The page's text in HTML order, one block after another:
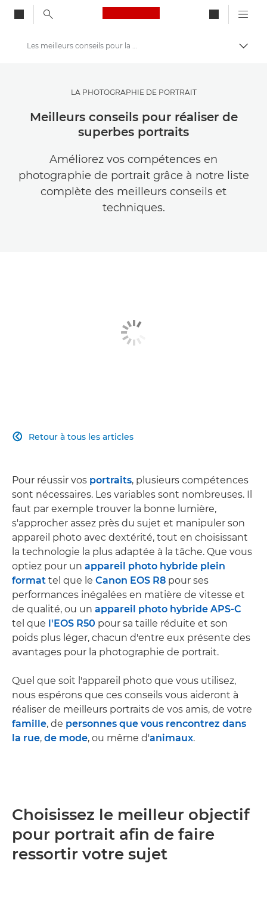
Canon Logo, back to
Trouvez l'inspiration | Conseils de photographie et d'impression et guides de l'acheteur
Conseils et techniques de photographie et d'impression
Les meilleurs conseils pour la photographie de portrait
LA PHOTOGRAPHIE DE PORTRAIT
Meilleurs conseils pour réaliser de
superbes portraits
Améliorez vos compétences en
photographie de portrait grâce à notre liste
complète des meilleurs conseils et
techniques.
Retour à tous les articles

Pour réussir vos portraits, plusieurs compétences
sont nécessaires. Les variables sont nombreuses. Il
faut par exemple trouver la bonne lumière,
s'approcher assez près du sujet et manipuler son
appareil photo avec dextérité, tout en choisissant
la technologie la plus adaptée à la tâche. Que vous
optiez pour un appareil photo hybride plein
format tel que le Canon EOS R8 pour ses
performances inégalées en matière de vitesse et
de qualité, ou un appareil photo hybride APS-C
tel que l'EOS R50 pour sa taille réduite et son
poids plus léger, chacun d'entre eux présente des
avantages pour la photographie de portrait.
Quel que soit l'appareil photo que vous utilisez,
nous espérons que ces conseils vous aideront à
réaliser de meilleurs portraits de vos amis, de votre
famille, de personnes que vous rencontrez dans
la rue, de mode, ou même d'animaux.
Choisissez le meilleur objectif
pour portrait afin de faire
ressortir votre sujet